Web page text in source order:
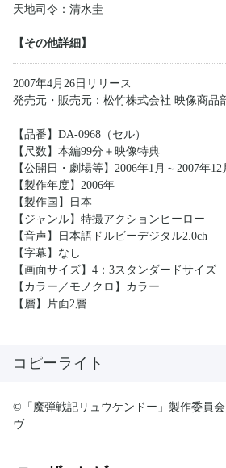
天地司令：清水圭
【その他詳細】
2007年4月26日リリース
発売元・販売元：松竹株式会社 映像商品
【品番】DA-0968（セル）
【尺数】本編99分＋映像特典
【公開日・劇場等】2006年1月～2007年
【製作年度】2006年
【製作国】日本
【ジャンル】特撮アクションヒーロー
【音声】日本語ドルビーデジタル2.0ch
【字幕】なし
【画面サイズ】4：3スタンダードサイズ
【カラー／モノクロ】カラー
【層】片面2層
コピーライト
©「魔弾戦記リュウケンドー」製作委員
ヴ